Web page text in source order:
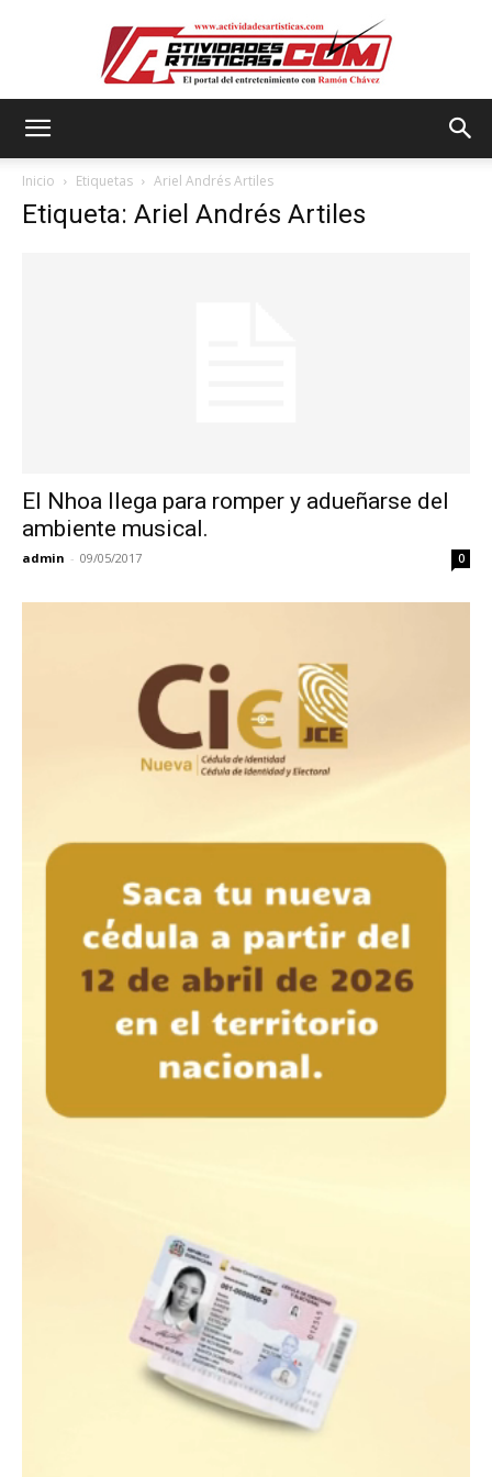
Inicio Etiquetas Ariel Andrés Artiles
Etiqueta: Ariel Andrés Artiles
El Nhoa llega para romper y adueñarse del
ambiente musical.
admin - 09/05/2017 0